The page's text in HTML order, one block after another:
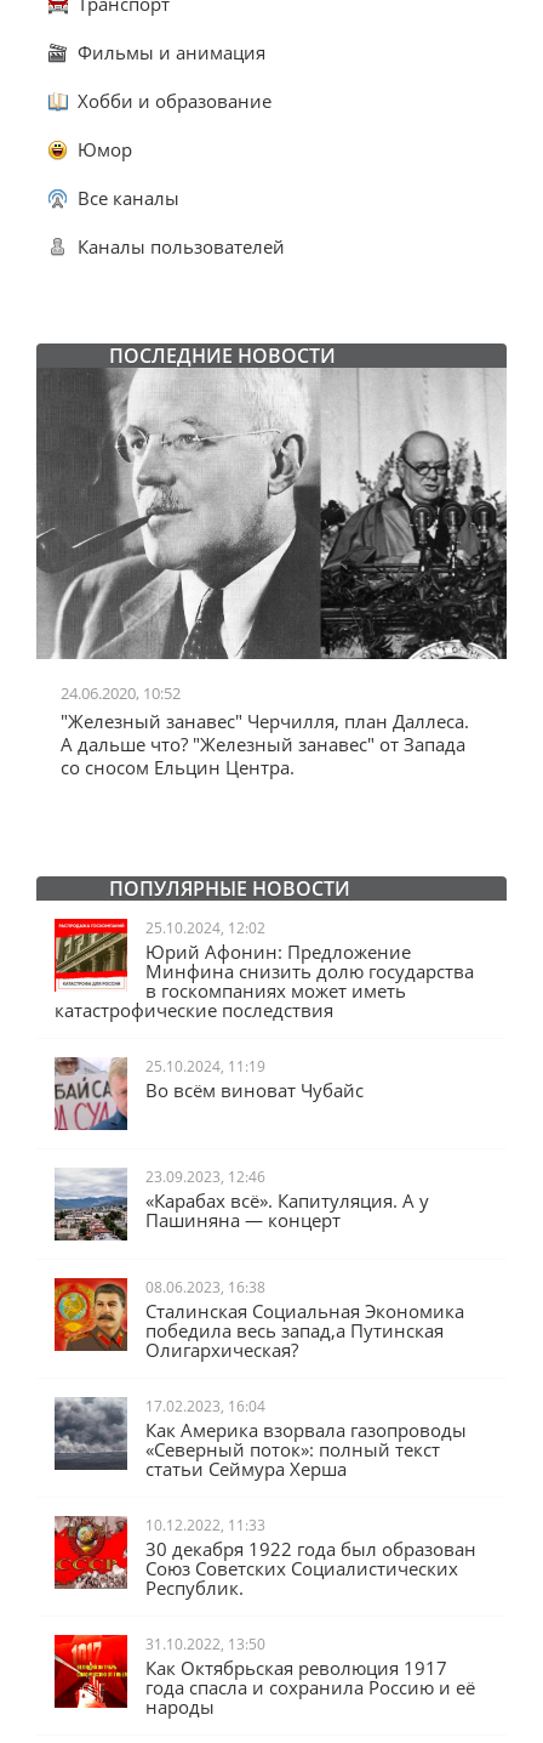
Фильмы и анимация
Хобби и образование
Юмор
Все каналы
Каналы пользователей
ПОСЛЕДНИЕ НОВОСТИ
24.06.2020, 10:52
"Железный занавес" Черчилля, план Даллеса.
А дальше что? "Железный занавес" от Запада
со сносом Ельцин Центра.
ПОПУЛЯРНЫЕ НОВОСТИ
25.10.2024, 12:02
Юрий Афонин: Предложение
Минфина снизить долю государства
в госкомпаниях может иметь
катастрофические последствия
25.10.2024, 11:19
Во всём виноват Чубайс
23.09.2023, 12:46
«Карабах всё». Капитуляция. А у
Пашиняна — концерт
08.06.2023, 16:38
Сталинская Социальная Экономика
победила весь запад,а Путинская
Олигархическая?
17.02.2023, 16:04
Как Америка взорвала газопроводы
«Северный поток»: полный текст
статьи Сеймура Херша
10.12.2022, 11:33
30 декабря 1922 года был образован
Союз Советских Социалистических
Республик.
31.10.2022, 13:50
Как Октябрьская революция 1917
года спасла и сохранила Россию и её
народы